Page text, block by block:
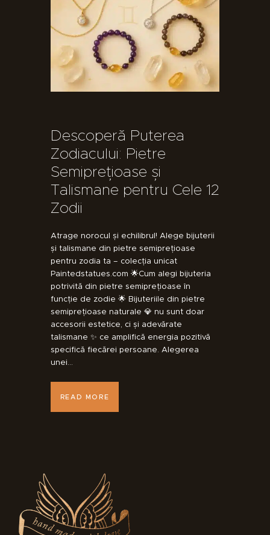
Descoperă Puterea
Zodiacului: Pietre
Semiprețioase și
Talismane pentru Cele 12
Zodii
Atrage norocul și echilibrul! Alege bijuterii
și talismane din pietre semiprețioase
pentru zodia ta – colecția unicat
Paintedstatues.com 🌟Cum alegi bijuteria
potrivită din pietre semiprețioase în
funcție de zodie 🌟 Bijuteriile din pietre
semiprețioase naturale 💎 nu sunt doar
accesorii estetice, ci și adevărate
talismane ✨ ce amplifică energia pozitivă
specifică fiecărei persoane. Alegerea
unei…
READ MORE